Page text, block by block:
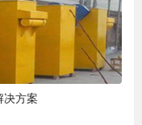
决方案